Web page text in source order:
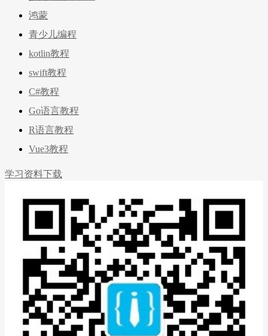
鸿蒙
青少儿编程
kotlin教程
swift教程
C#教程
Go语言教程
R语言教程
Vue3教程
学习资料下载